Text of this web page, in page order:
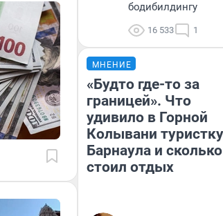
бодибилдингу
16 533 1
МНЕНИЕ
«Будто где-то за
границей». Что
удивило в Горной
Колывани
Барнаула и сколько
стоил отдых